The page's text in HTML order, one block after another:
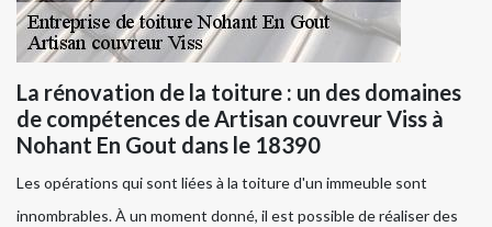
La rénovation de la toiture : un des domaines
de compétences de Artisan couvreur Viss à
Nohant En Gout dans le 18390
Les opérations qui sont liées à la toiture d'un immeuble sont
innombrables. À un moment donné, il est possible de réaliser des